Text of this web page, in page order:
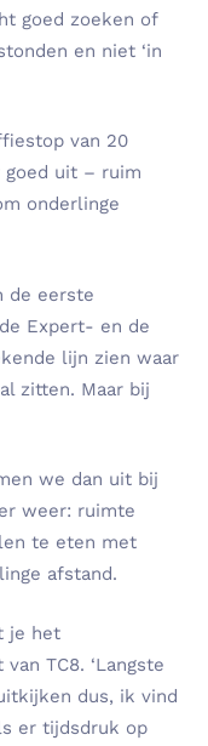
goed zoeken of
en niet ‘in
van 20
uit – ruim
onderlinge
de eerste
Expert- en de
lijn zien waar
zitten. Maar bij
we dan uit bij
weer: ruimte
te eten met
afstand.
je het
TC8. ‘Langste
dus, ik vind
er tijdsdruk op